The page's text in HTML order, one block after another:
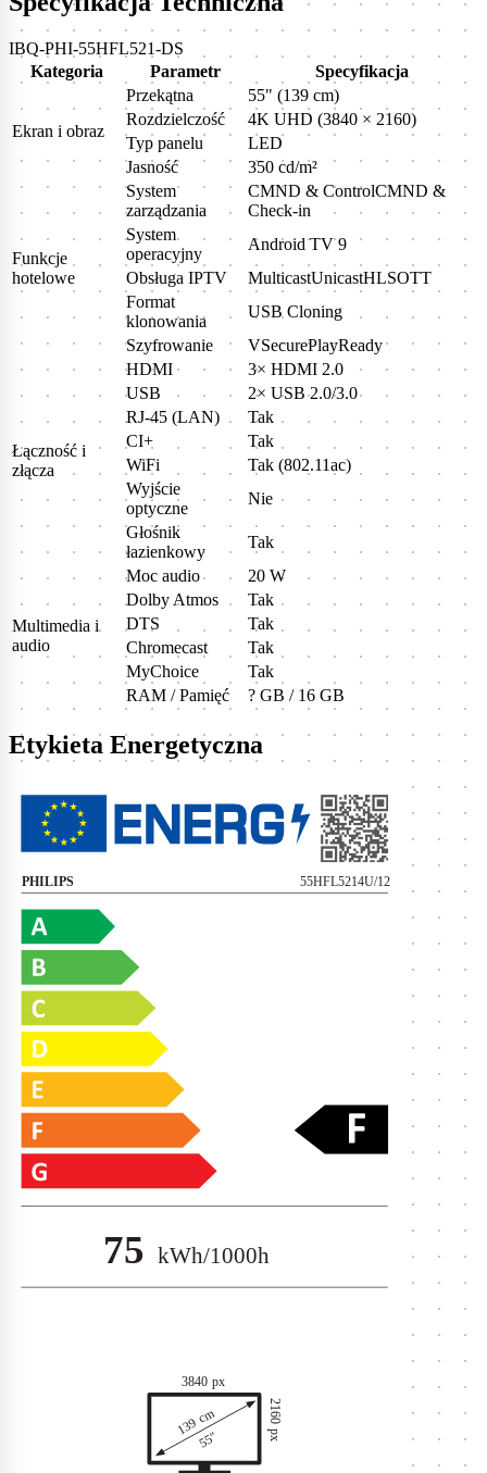
IBQ-PHI-55HFL521-DS
Kategoria
Parametr Specyfikacja
Ekran i obraz
Przekątna
55" (139 cm)
Rozdzielczość
4K UHD (3840 × 2160)
Typ panelu
LED
Jasność
350 cd/m²
Funkcje
hotelowe
System
zarządzania
CMND & ControlCMND &
Check-in
System
operacyjny
Android TV 9
Obsługa IPTV
MulticastUnicastHLSOTT
Format
klonowania
USB Cloning
Szyfrowanie
VSecurePlayReady
Łączność i
złącza
HDMI
3× HDMI 2.0
USB
2× USB 2.0/3.0
RJ-45 (LAN)
Tak
CI+
Tak
WiFi
Tak (802.11ac)
Wyjście
optyczne
Nie
Głośnik
łazienkowy
Tak
Multimedia i
audio
Moc audio
20 W
Dolby Atmos
Tak
DTS
Tak
Chromecast
Tak
MyChoice
Tak
RAM / Pamięć
? GB / 16 GB
Etykieta Energetyczna